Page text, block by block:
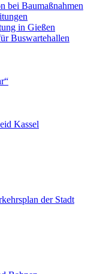
bei Baumaßnahmen
in Gießen
Buswartehallen
Kassel
der Stadt